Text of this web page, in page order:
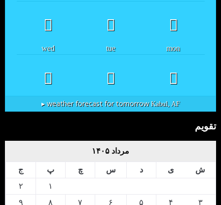
mon
tue
wed
Kabul, AF
weather forecast for tomorrow ▸
تقویم
مرداد ۱۴۰۵
ش ی د س چ پ
ج
۱
۲
۳
۴ ۵ ۶ ۷ ۸ ۹